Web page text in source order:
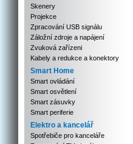
Skenery
Projekce
Zpracování USB signálu
Záložní zdroje a napájení
Zvuková zařízeni
Kabely a redukce a konektory
Smart Home
Smart ovládání
Smart osvětlení
Smart zásuvky
Smart periferie
Elektro a kancelář
Spotřebiče pro kanceláře